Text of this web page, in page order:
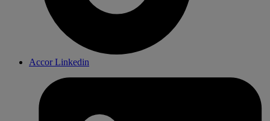
Accor Linkedin